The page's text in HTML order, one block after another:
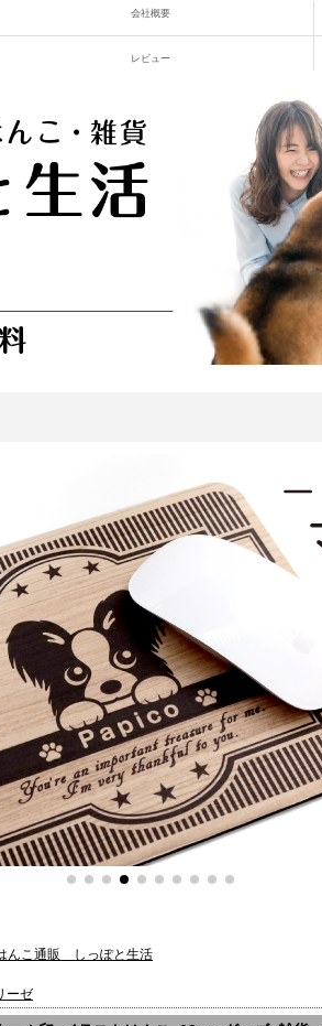
んこ通販 しっぽと生活
ーゼ